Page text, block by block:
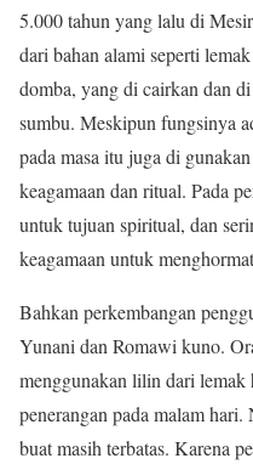
5.000 tahun yang lalu di
dari bahan alami seperti
domba, yang di cairkan dan
sumbu. Meskipun fungsinya
pada masa itu juga di
keagamaan dan ritual. Pada
untuk tujuan spiritual, dan
keagamaan untuk
Bahkan perkembangan
Yunani dan Romawi kuno.
menggunakan lilin dari
penerangan pada malam
buat masih terbatas. Karena